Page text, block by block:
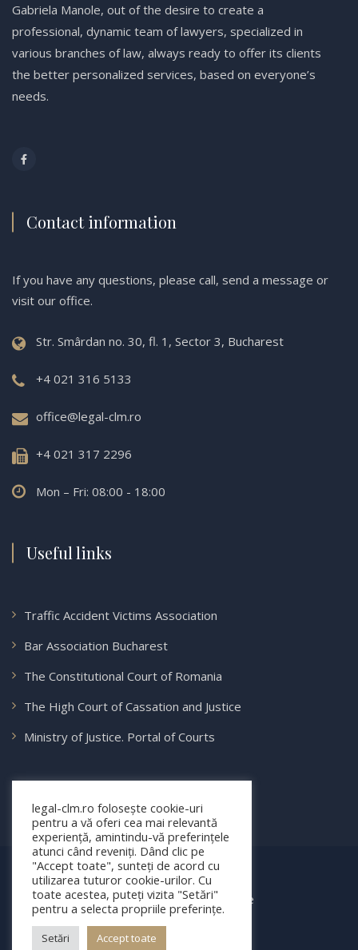
Gabriela Manole, out of the desire to create a
professional, dynamic team of lawyers, specialized in
various branches of law, always ready to offer its clients
the better personalized services, based on everyone’s
needs.
Contact information
If you have any questions, please call, send a message or
visit our office.
Str. Smârdan no. 30, fl. 1, Sector 3, Bucharest
+4 021 316 5133
office@legal-clm.ro
+4 021 317 2296
Mon – Fri: 08:00 - 18:00
Useful links
Traffic Accident Victims Association
Bar Association Bucharest
The Constitutional Court of Romania
The High Court of Cassation and Justice
Ministry of Justice. Portal of Courts
© 2025 legal-clm.ro
Toate drepturile rezervate
Partener Web
legal-clm.ro folosește cookie-uri
pentru a vă oferi cea mai relevantă
experiență, amintindu-vă preferințele
atunci când reveniți. Dând clic pe
"Accept toate", sunteți de acord cu
utilizarea tuturor cookie-urilor. Cu
toate acestea, puteți vizita "Setări"
pentru a selecta propriile preferințe.
Setări Accept toate